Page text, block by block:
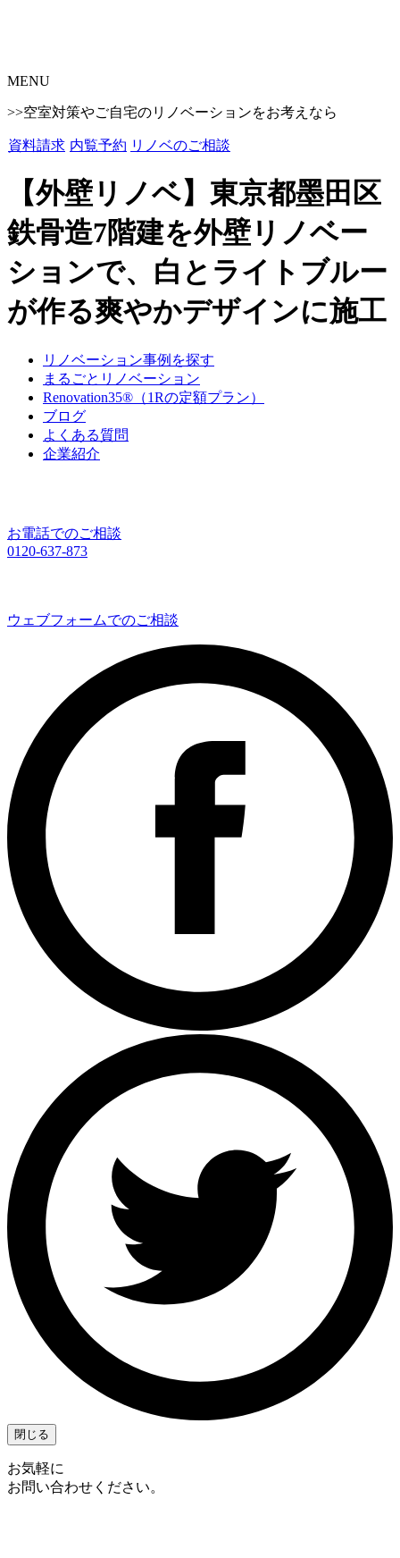
MENU
>>空室対策やご自宅のリノベーションをお考えなら
資料請求 内覧予約 リノベのご相談
【外壁リノベ】東京都墨田区
鉄骨造7階建を外壁リノベー
ションで、白とライトブルー
が作る爽やかデザインに施工
リノベーション事例を探す
まるごとリノベーション
Renovation35®（1Rの定額プラン）
ブログ
よくある質問
企業紹介
お電話でのご相談
0120-637-873
ウェブフォームでのご相談
閉じる
お気軽に
お問い合わせください。